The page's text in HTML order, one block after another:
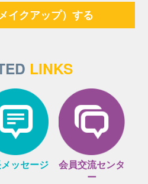
イクアップ）する
LINKS
ッセージ
会員交流センタ
ー